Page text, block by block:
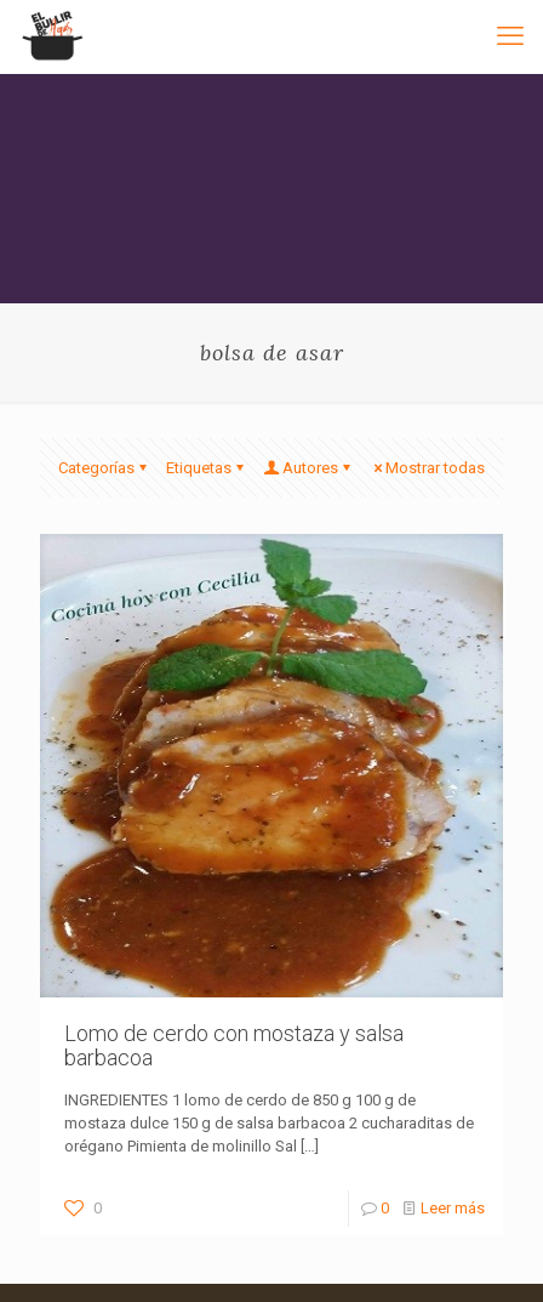
bolsa de asar
Categorías Etiquetas Autores Mostrar todas
Lomo de cerdo con mostaza y salsa
barbacoa
INGREDIENTES 1 lomo de cerdo de 850 g 100 g de
mostaza dulce 150 g de salsa barbacoa 2 cucharaditas de
orégano Pimienta de molinillo Sal
[…]
0 0 Leer más